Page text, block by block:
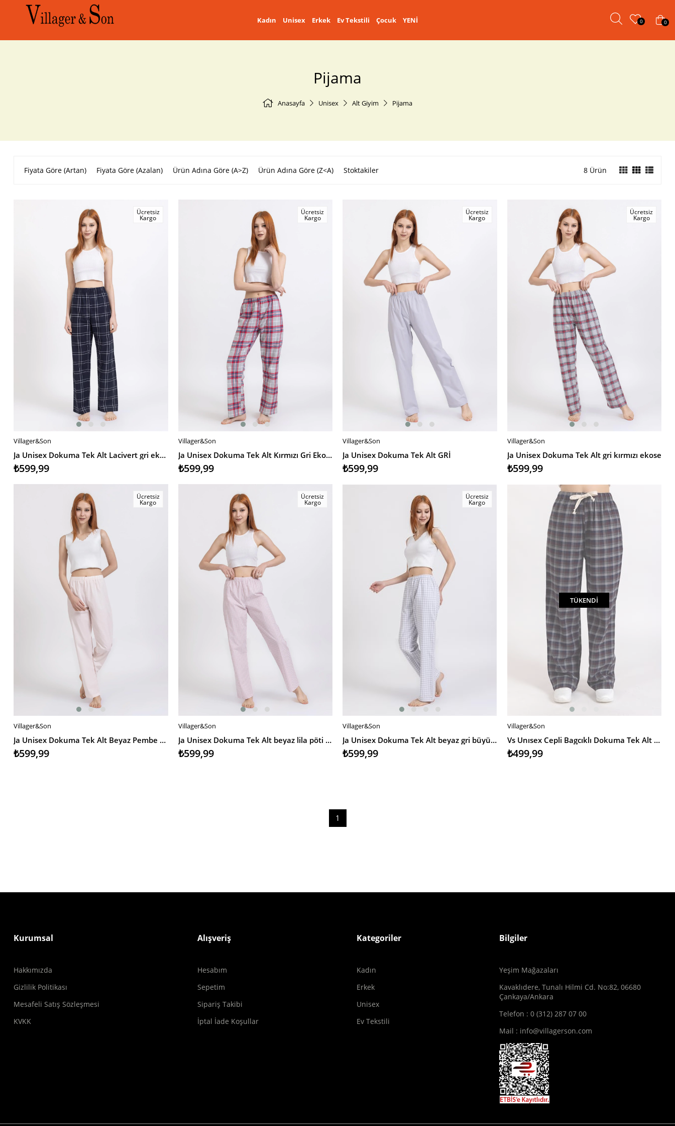
Kadın Unisex Erkek Ev Tekstili Çocuk YENİ 0 0
Pijama
Anasayfa Unisex Alt Giyim Pijama
Fiyata Göre (Artan) Fiyata Göre (Azalan) Ürün Adına Göre (A>Z) Ürün Adına Göre (Z<A) Stoktakiler 8 Ürün
SEPETE EKLE
Ücretsiz
Kargo
Villager&Son
Ja Unisex Dokuma Tek Alt Lacivert gri ekose
₺599,99
SEPETE EKLE
Ücretsiz
Kargo
Villager&Son
Ja Unisex Dokuma Tek Alt Kırmızı Gri Ekose
₺599,99
SEPETE EKLE
Ücretsiz
Kargo
Villager&Son
Ja Unisex Dokuma Tek Alt GRİ
₺599,99
SEPETE EKLE
Ücretsiz
Kargo
Villager&Son
Ja Unisex Dokuma Tek Alt gri kırmızı ekose
₺599,99
SEPETE EKLE
Ücretsiz
Kargo
Villager&Son
Ja Unisex Dokuma Tek Alt Beyaz Pembe Pöti Kareli
₺599,99
SEPETE EKLE
Ücretsiz
Kargo
Villager&Son
Ja Unisex Dokuma Tek Alt beyaz lila pöti kareli
₺599,99
SEPETE EKLE
Ücretsiz
Kargo
Villager&Son
Ja Unisex Dokuma Tek Alt beyaz gri büyük kareli
₺599,99
TÜKENDI
Villager&Son
Vs Unısex Cepli Bagcıklı Dokuma Tek Alt Pijama 21k-003 GRİ/EKOSE
₺499,99
1
Kurumsal
Hakkımızda
Gizlilik Politikası
Mesafeli Satış Sözleşmesi
KVKK
Alışveriş
Hesabım
Sepetim
Sipariş Takibi
İptal İade Koşullar
Kategoriler
Kadın
Erkek
Unisex
Ev Tekstili
Bilgiler
Yeşim Mağazaları
Kavaklıdere, Tunalı Hilmi Cd. No:82, 06680
Çankaya/Ankara
Telefon : 0 (312) 287 07 00
Mail : info@villagerson.com